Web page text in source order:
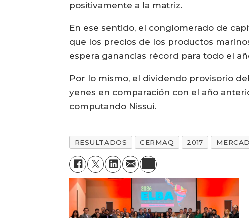
positivamente a la matriz.
En ese sentido, el conglomerado de
que los precios de los productos
espera ganancias récord para todo el
Por lo mismo, el dividendo provisorio
yenes en comparación con el año
computando Nissui.
RESULTADOS CERMAQ 2017